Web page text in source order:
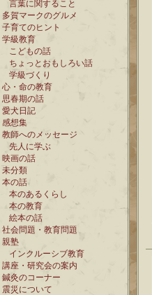
言葉に関すること
多賀マークのグルメ
子育てのヒント
学級教育
こどもの話
ちょっとおもしろい話
学級づくり
心・命の教育
思春期の話
愛犬日記
感想集
教師へのメッセージ
先人に学ぶ
映画の話
未分類
本の話
本のあるくらし
本の教育
絵本の話
社会問題・教育問題
親塾
インクルーシブ教育
講座・研究会の案内
鍼灸のコーナー
震災について